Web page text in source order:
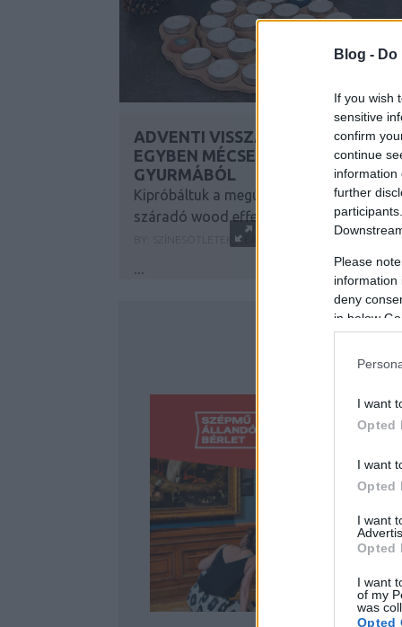
Blog -
If you wish
sensitive
confirm
continue
information
further
Please
information
deny
in below
I want
Opted
I want
Opted
I want
Opted
I want
of my
was
Opted
ADVENTI VISSZASZÁMLÁLÓ,
EGYBEN MÉCSESTARTÓ
GYURMÁBÓL
Kipróbáltuk a megújult Fimo levegőn
száradó wood effect gyurmáját
SZÍNESÖTLETEK_TEAM
...